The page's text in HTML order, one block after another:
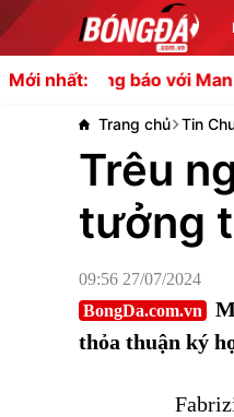
Mới nhất:
báo với Man City về
Trang chủ Tin
Trêu
tưởng
09:56 27/07/2024
BongDa.com.vn
thỏa thuận ký